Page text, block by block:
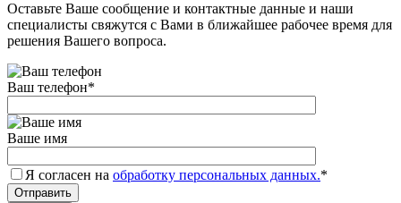
Оставьте Ваше сообщение и контактные данные и наши
специалисты свяжутся с Вами в ближайшее рабочее время для
решения Вашего вопроса.
Ваш телефон*
Ваше имя
Я согласен на обработку персональных данных.*